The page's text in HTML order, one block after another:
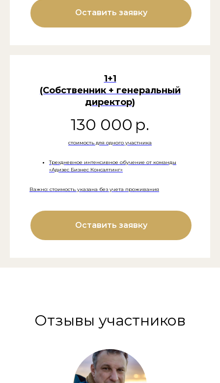
Оставить заявку
1+1
(Собственник + генеральный
директор)
130 000 р.
стоимость для одного участника
Трехдневное интенсивное обучение от команды
«Адизес Бизнес Консалтинг»
Важно: стоимость указана без учета проживания
Оставить заявку
Отзывы участников